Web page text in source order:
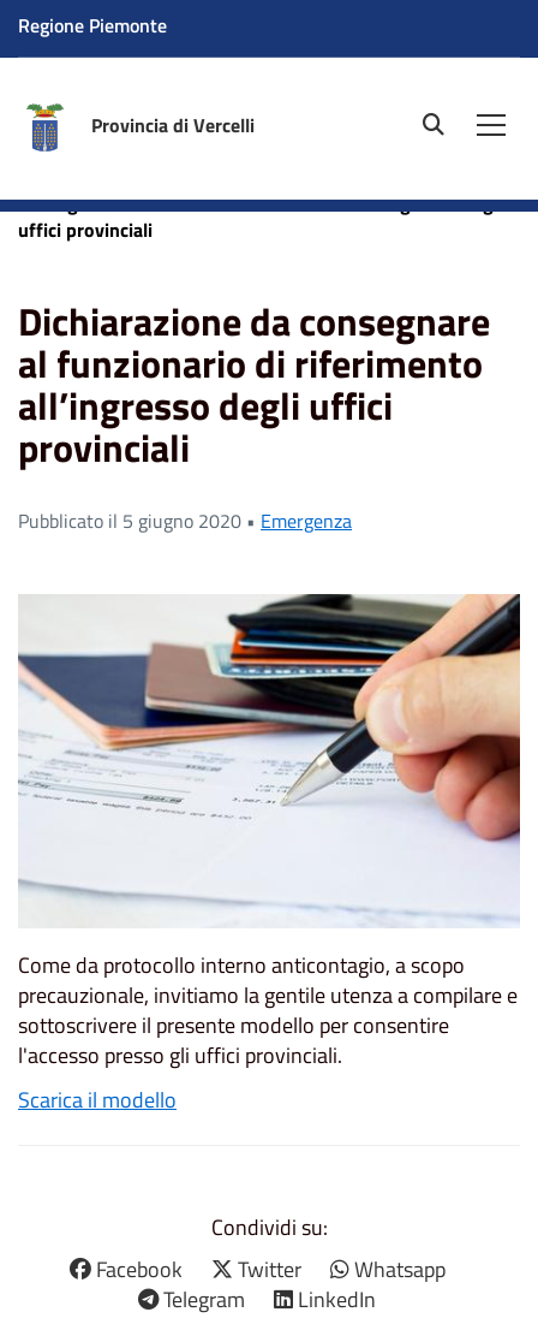
Regione Piemonte
Provincia di Vercelli site.searc
consegnare al funzionario di riferimento all’ingresso degli
uffici provinciali
Dichiarazione da consegnare
al funzionario di riferimento
all’ingresso degli uffici
provinciali
Pubblicato il 5 giugno 2020 • Emergenza
Come da protocollo interno anticontagio, a scopo
precauzionale, invitiamo la gentile utenza a compilare e
sottoscrivere il presente modello per consentire
l'accesso presso gli uffici provinciali.
Scarica il modello
Condividi su:
Facebook
Twitter
Whatsapp
Telegram
LinkedIn